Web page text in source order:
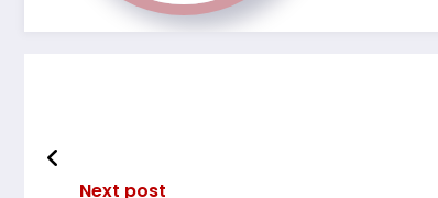
Next post